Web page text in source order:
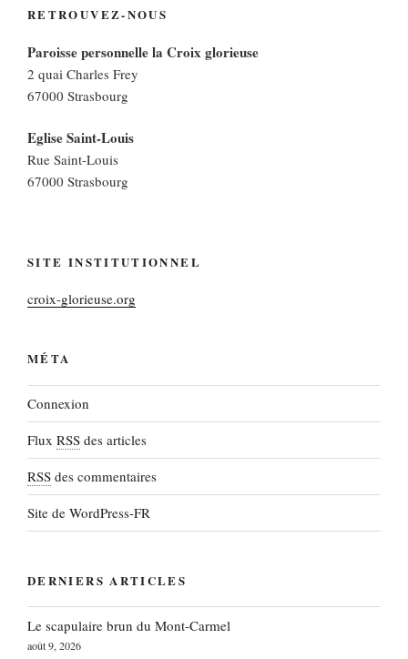
RETROUVEZ-NOUS
Paroisse personnelle la Croix glorieuse
2 quai Charles Frey
67000 Strasbourg
Eglise Saint-Louis
Rue Saint-Louis
67000 Strasbourg
SITE INSTITUTIONNEL
croix-glorieuse.org
MÉTA
Connexion
Flux RSS des articles
RSS des commentaires
Site de WordPress-FR
DERNIERS ARTICLES
Le scapulaire brun du Mont-Carmel
août 9, 2026